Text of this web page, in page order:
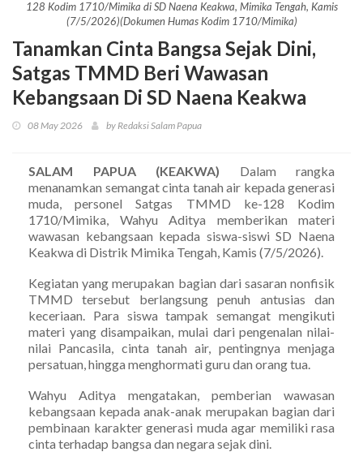
128 Kodim 1710/Mimika di SD Naena Keakwa, Mimika Tengah, Kamis
(7/5/2026)(Dokumen Humas Kodim 1710/Mimika)
Tanamkan Cinta Bangsa Sejak Dini,
Satgas TMMD Beri Wawasan
Kebangsaan Di SD Naena Keakwa
08 May 2026 by Redaksi Salam Papua
SALAM PAPUA (KEAKWA) Dalam rangka
menanamkan semangat cinta tanah air kepada generasi
muda, personel Satgas TMMD ke-128 Kodim
1710/Mimika, Wahyu Aditya memberikan materi
wawasan kebangsaan kepada siswa-siswi SD Naena
Keakwa di Distrik Mimika Tengah, Kamis (7/5/2026).
Kegiatan yang merupakan bagian dari sasaran nonfisik
TMMD tersebut berlangsung penuh antusias dan
keceriaan. Para siswa tampak semangat mengikuti
materi yang disampaikan, mulai dari pengenalan nilai-
nilai Pancasila, cinta tanah air, pentingnya menjaga
persatuan, hingga menghormati guru dan orang tua.
Wahyu Aditya mengatakan, pemberian wawasan
kebangsaan kepada anak-anak merupakan bagian dari
pembinaan karakter generasi muda agar memiliki rasa
cinta terhadap bangsa dan negara sejak dini.